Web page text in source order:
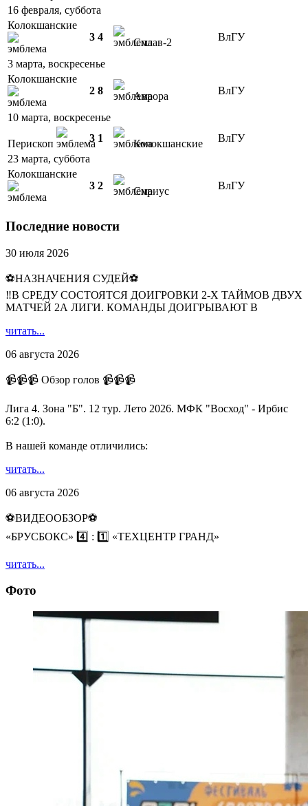
16 февраля, суббота
Колокшанские
3 4 Сплав-2 ВлГУ
3 марта, воскресенье
Колокшанские
2 8 Аврора ВлГУ
10 марта, воскресенье
Перископ 3 1 Колокшанские
ВлГУ
23 марта, суббота
Колокшанские
3 2 Сириус ВлГУ
Последние новости
30 июля 2026
⚽НАЗНАЧЕНИЯ СУДЕЙ⚽
‼В СРЕДУ СОСТОЯТСЯ ДОИГРОВКИ 2-Х ТАЙМОВ ДВУХ
МАТЧЕЙ 2А ЛИГИ. КОМАНДЫ ДОИГРЫВАЮТ В
читать...
06 августа 2026
📹📹📹 Обзор голов 📹📹📹
Лига 4. Зона "Б". 12 тур. Лето 2026. МФК "Восход" - Ирбис
6:2 (1:0).
В нашей команде отличились:
читать...
06 августа 2026
⚽️ВИДЕООБЗОР⚽️
«БРУСБОКС» 4️⃣ : 1️⃣ «ТЕХЦЕНТР ГРАНД»
читать...
Фото